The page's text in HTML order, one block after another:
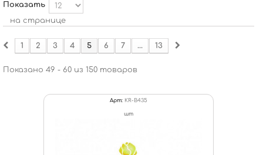
Показать
на странице
1 2 3 4 5 6 7 ... 13
Показано 49 - 60 из 150 товаров
Арт: KR-B435
шт